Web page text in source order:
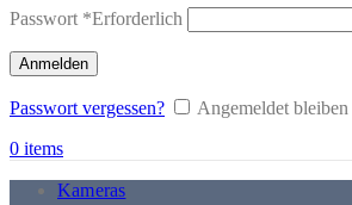
Passwort *Erforderlich
Anmelden
Passwort vergessen?
Angemeldet bleiben
0 items
Kameras